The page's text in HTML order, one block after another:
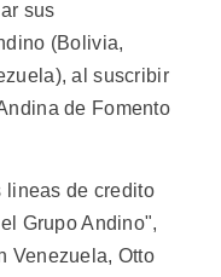
sus
(Bolivia,
al suscribir
de Fomento
lineas de credito
Grupo Andino",
Venezuela, Otto